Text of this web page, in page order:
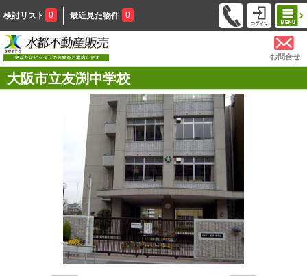
検討リスト 0 最近見た物件 0
お問合せ
大阪市立友渕中学校